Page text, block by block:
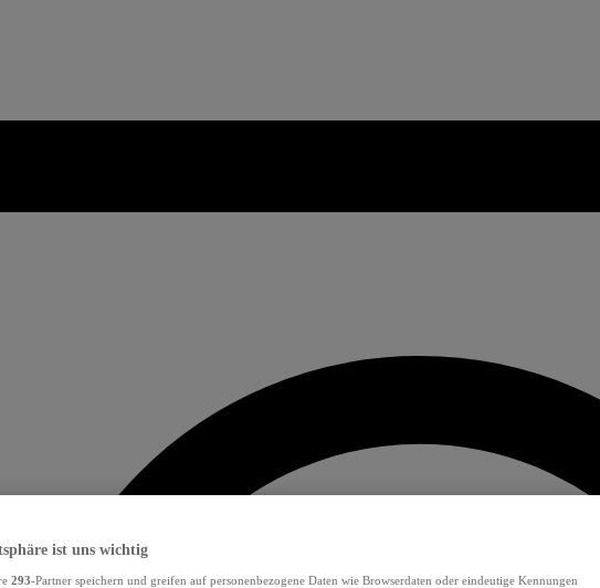
ist uns wichtig
293-Partner speichern und greifen auf personenbezogene Daten wie Browserdaten oder eindeutige Kennungen